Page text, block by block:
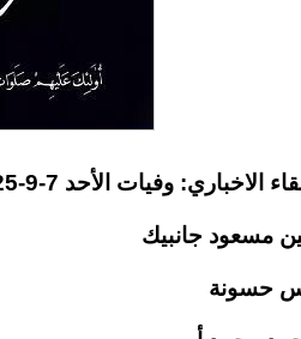
الاخباري: وفيات الأحد 7-9-2025:
مسعود جانبيك
حسونة